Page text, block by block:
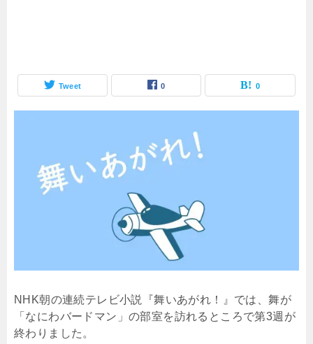
Tweet 0 0
NHK朝の連続テレビ小説『舞いあがれ！』では、舞が
「なにわバードマン」の部室を訪れるところで第3週が
終わりました。